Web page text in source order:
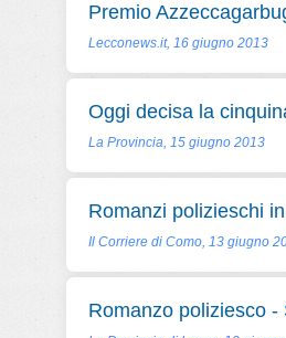
Premio
Lecconews.it, 16 giugno 2013
Oggi decisa la
La Provincia, 15 giugno 2013
Romanzi polizieschi
Il Corriere di Como, 13 giugno
Romanzo poliziesco